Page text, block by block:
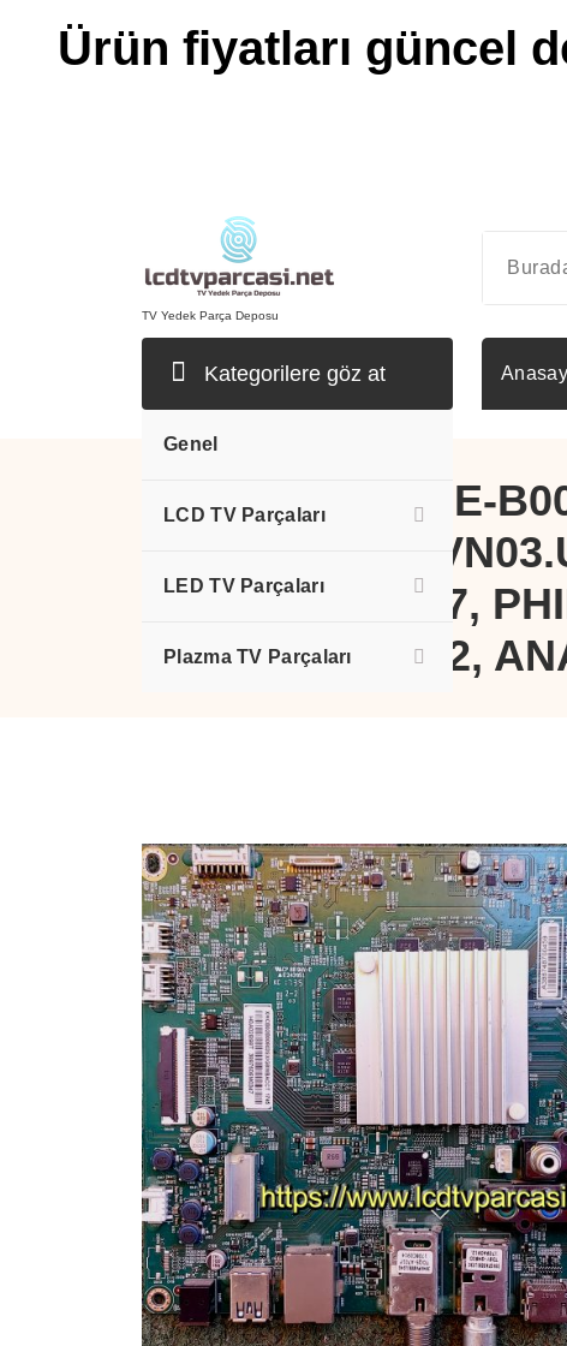
Ürün fiyatları güncel
TV Yedek Parça Deposu
Kategorilere göz at
Genel
LCD TV Parçaları
LED TV Parçaları
Plazma TV Parçaları
715G8709-M0E-
TPT500U1-
703TQHPL297,
50PUS6262/12,